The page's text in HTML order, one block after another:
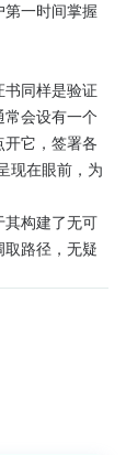
一时间掌握
同样是验证
会设有一个
它，签署各
现在眼前，为
其构建了无可
路径，无疑